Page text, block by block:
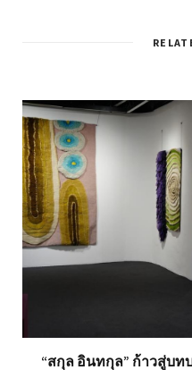
“สกุล อินทกุล” ก้าวสู่บ